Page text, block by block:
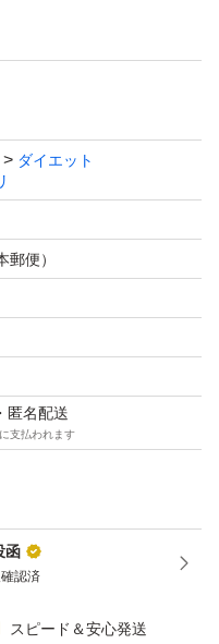
す。
ダイエット
郵便）
匿名配送
支払われます
函
認済
スピード＆安心発送